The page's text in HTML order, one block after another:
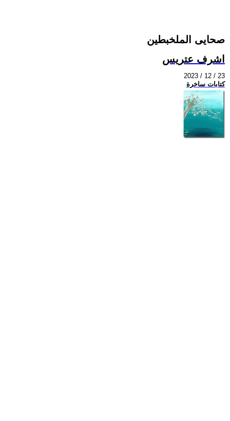
صحايى الملخبطين
اشرف عتريس
2023 / 12 / 23
كتابات ساخرة